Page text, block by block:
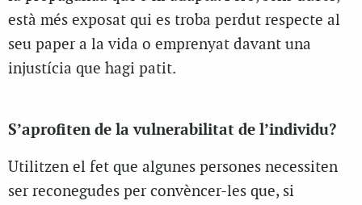
està més exposat qui es troba perdut respecte al
seu paper a la vida o emprenyat davant una
injustícia que hagi patit.
S’aprofiten de la vulnerabilitat de l’individu?
Utilitzen el fet que algunes persones necessiten
ser reconegudes per convèncer-les que, si